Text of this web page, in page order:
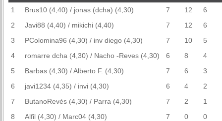
1 Brus10 (4,40) / jonas (dcha) (4,30) 7 12
6
2
Javi88 (4,40) / mikichi (4,40) 7 12
6
3
PColomina96 (4,30) / inv diego (4,30) 7 10
5
4
romarre dcha (4,30) / Nacho -Reves (4,30) 6 8
4
5
Barbas (4,30) / Alberto F. (4,30) 7 6
3
6
javi1234 (4,35) / invi (4,30) 6 4
2
7
ButanoRevés (4,30) / Parra (4,30) 7 2
1
8
Alfil (4,30) / Marc04 (4,30) 7 0 0